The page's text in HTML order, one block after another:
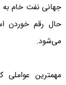
جهانی نفت خام به
حال رقم خوردن
می‌شود.
مهمترین عواملی